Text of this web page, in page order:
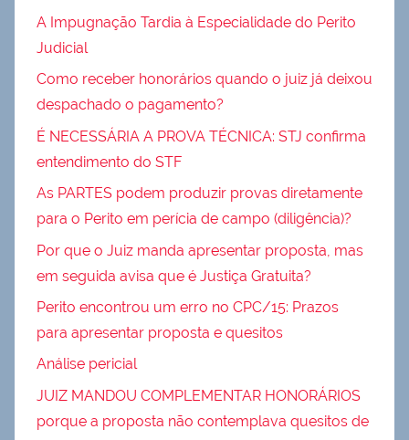
A Impugnação Tardia à Especialidade do Perito
Judicial
Como receber honorários quando o juiz já deixou
despachado o pagamento?
É NECESSÁRIA A PROVA TÉCNICA: STJ confirma
entendimento do STF
As PARTES podem produzir provas diretamente
para o Perito em perícia de campo (diligência)?
Por que o Juiz manda apresentar proposta, mas
em seguida avisa que é Justiça Gratuita?
Perito encontrou um erro no CPC/15: Prazos
para apresentar proposta e quesitos
Análise pericial
JUIZ MANDOU COMPLEMENTAR HONORÁRIOS
porque a proposta não contemplava quesitos de